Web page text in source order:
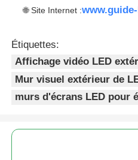
🌐 Site Internet :
Étiquettes:
Affichage vidéo LED
Mur visuel extérieur de
murs d'écrans LED pour